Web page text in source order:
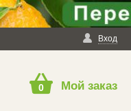
Вход
0 Мой заказ